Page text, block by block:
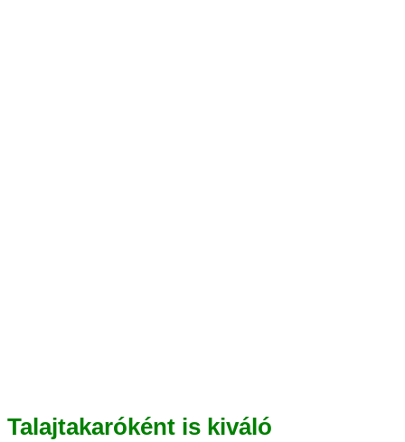
Talajtakaróként is kiváló